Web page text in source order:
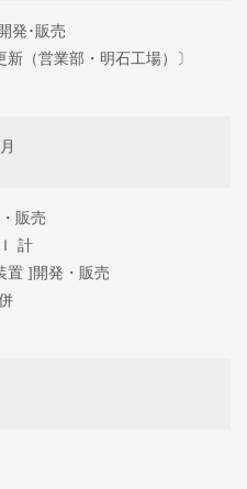
発･販売
新（営業部・明石工場）〕
販売
計
置 ]開発・販売